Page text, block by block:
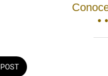
•
POST